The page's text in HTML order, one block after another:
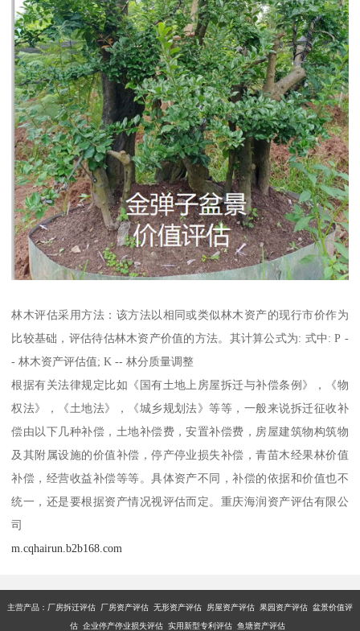
林木评估采用方法：该方法以相同或类似林木资产的现行市价作为
比较基础，评估待估林木资产价值的方法。其计算公式为: 式中: P -
- 林木资产评估值; K -- 林分质量调整
根据有关法律规定比如《国有土地上房屋拆迁与补偿条例》，《物
权法》，《土地法》，《城乡规划法》等等，一般来说拆迁征收补
偿由以下几种补偿，土地补偿费，安置补偿费，房屋建筑物构筑物
及其附属设施的价值补偿，停产停业损失补偿，青苗木经果林价值
补偿，经营收益补偿等等。具体资产不同，补偿的依据和价值也不
统一，还是要根据资产情况视评估而定。重庆海润资产评估有限公
司
m.cqhairun.b2b168.com
主营产品：厂房拆迁评估 厂房资产评估 无形资产评估 房屋资产评估 果园资产评估 盆景价值评
估 企业停产停业损失评估 实用新型专利评估 鱼塘资产评估